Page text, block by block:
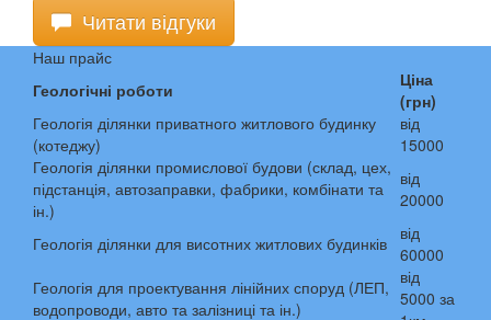
Читати відгуки
Наш прайс
Геологічні роботи
Ціна
(грн)
Геологія ділянки приватного житлового будинку
(котеджу)
від
15000
Геологія ділянки промислової будови (склад, цех,
підстанція, автозаправки, фабрики, комбінати та
ін.)
від
20000
Геологія ділянки для висотних житлових будинків
від
60000
Геологія для проектування лінійних споруд (ЛЕП,
водопроводи, авто та залізниці та ін.)
від
5000 за